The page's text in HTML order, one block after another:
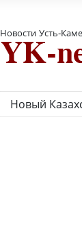
Новости Усть-
Новый